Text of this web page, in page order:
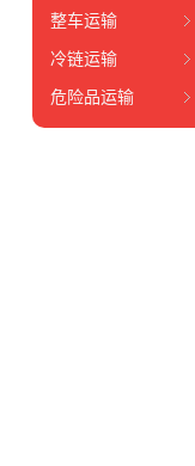
整车运输
冷链运输
危险品运输